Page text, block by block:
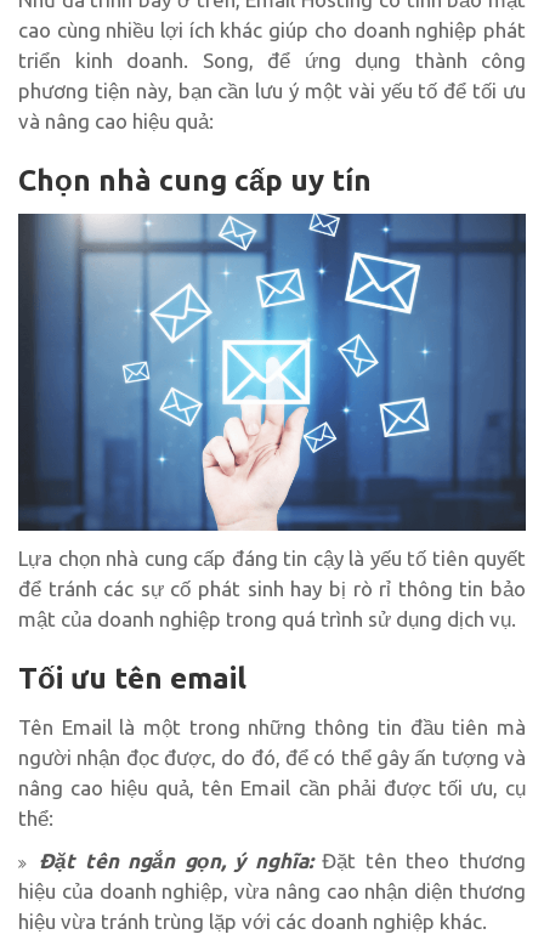
cao cùng nhiều lợi ích khác giúp cho doanh nghiệp phát
triển kinh doanh. Song, để ứng dụng thành công
phương tiện này, bạn cần lưu ý một vài yếu tố để tối ưu
và nâng cao hiệu quả:
Chọn nhà cung cấp uy tín
Lựa chọn nhà cung cấp đáng tin cậy là yếu tố tiên quyết
để tránh các sự cố phát sinh hay bị rò rỉ thông tin bảo
mật của doanh nghiệp trong quá trình sử dụng dịch vụ.
Tối ưu tên email
Tên Email là một trong những thông tin đầu tiên mà
người nhận đọc được, do đó, để có thể gây ấn tượng và
nâng cao hiệu quả, tên Email cần phải được tối ưu, cụ
thể:
Đặt tên ngắn gọn, ý nghĩa:Đặt tên theo thương
hiệu của doanh nghiệp, vừa nâng cao nhận diện thương
hiệu vừa tránh trùng lặp với các doanh nghiệp khác.